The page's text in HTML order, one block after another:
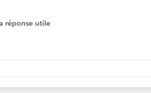
réponse utile